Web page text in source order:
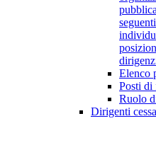
Elenco
Posti di
Ruolo
Dirigenti